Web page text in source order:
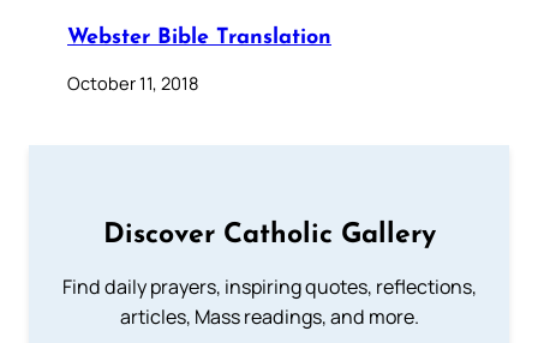
Webster Bible Translation
October 11, 2018
Discover Catholic Gallery
Find daily prayers, inspiring quotes, reflections,
articles, Mass readings, and more.